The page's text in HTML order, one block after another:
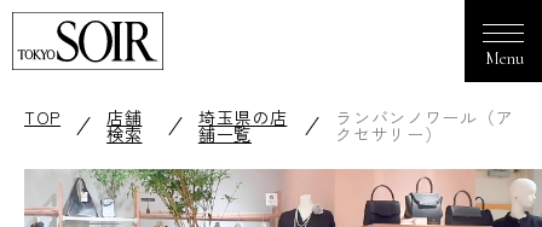
TOP 店舗
検索
埼玉県の店
舗一覧
ランバンノワール（ア
クセサリー）